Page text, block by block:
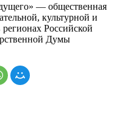
— общественная
культурной и
регионах Российской
Думы